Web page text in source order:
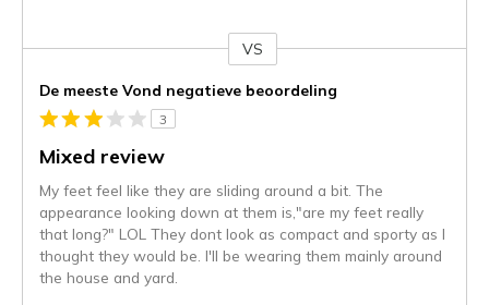
content
wordt
momenteel
gemigreerd
de
niejee
page_id.
kunt
VS
De meeste Vond negatieve beoordeling
3
Mixed review
My feet feel like they are sliding around a bit. The
appearance looking down at them is,"are my feet really
that long?" LOL They dont look as compact and sporty as I
thought they would be. I'll be wearing them mainly around
the house and yard.